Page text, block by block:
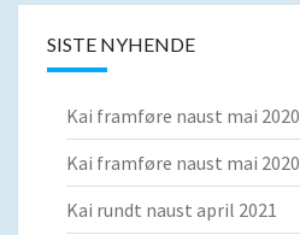
SISTE NYHENDE
Kai framføre naust mai 2020
Kai framføre naust mai 2020
Kai rundt naust april 2021